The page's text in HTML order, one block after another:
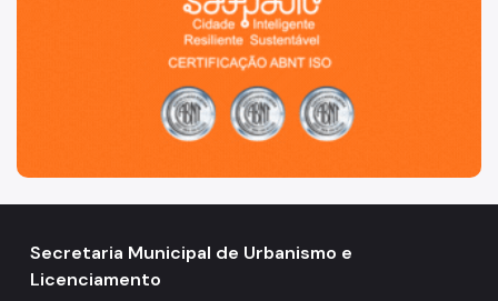
Secretaria Municipal de Urbanismo e
Licenciamento